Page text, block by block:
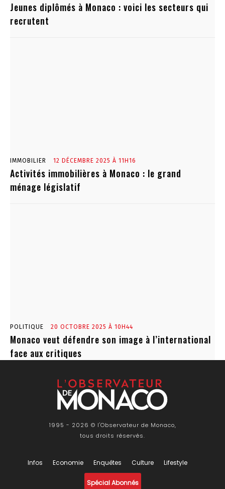
Jeunes diplômés à Monaco : voici les secteurs qui
recrutent
IMMOBILIER 12 DÉCEMBRE 2025 À 11H16
Activités immobilières à Monaco : le grand
ménage législatif
POLITIQUE 20 OCTOBRE 2025 À 10H44
Monaco veut défendre son image à l’international
face aux critiques
1995 - 2026 © l'Observateur de Monaco,
tous droits réservés.
Infos Economie Enquêtes Culture Lifestyle
Spécial Abonnés